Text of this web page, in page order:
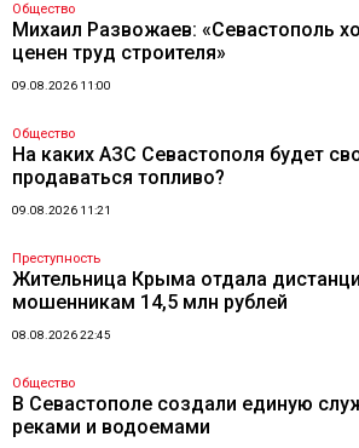
Общество
Михаил Развожаев: «Севастополь
ценен труд строителя»
09.08.2026 11:00
Общество
На каких АЗС Севастополя будет
продаваться топливо?
09.08.2026 11:21
Преступность
Жительница Крыма отдала
мошенникам 14,5 млн рублей
08.08.2026 22:45
Общество
В Севастополе создали единую
реками и водоемами